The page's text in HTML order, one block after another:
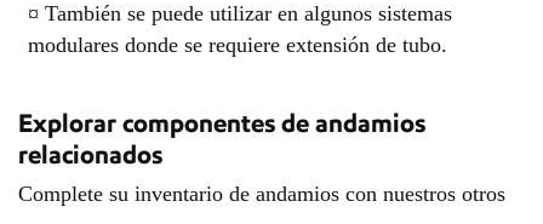
¤También se puede utilizar en algunos sistemas
modulares donde se requiere extensión de tubo.
Explorar componentes de andamios
relacionados
Complete su inventario de andamios con nuestros otros